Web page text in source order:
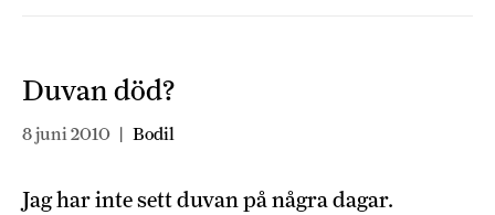
Duvan död?
8 juni 2010 | Bodil
Jag har inte sett duvan på några dagar.